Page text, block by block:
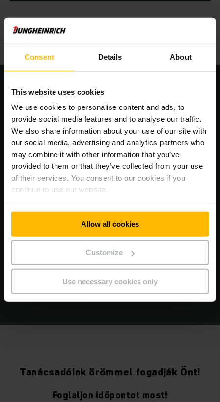
Consent Details About
This website uses cookies
We use cookies to personalise content and ads, to
provide social media features and to analyse our traffic.
We also share information about your use of our site with
our social media, advertising and analytics partners who
may combine it with other information that you’ve
provided to them or that they’ve collected from your use
of their services. You consent to our cookies if you
continue to use our website.
Allow all cookies
Customize
Use necessary cookies only
CALL4SERVICE online elérhetőség
GYORS, EGYSZERŰ ÉS OKOS
Regisztráljon most és jelentse be
TOVÁBBI INFORMÁCIÓ
Tanácsadóink örömmel fogadják Önt!
Foglaljon időpontot most!